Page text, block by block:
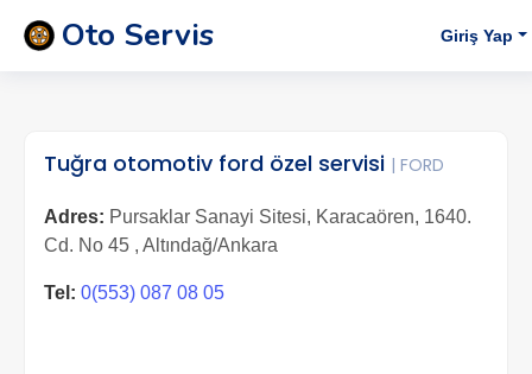
Oto Servis Giriş Yap
Tuğra otomotiv ford özel servisi | FORD
Adres: Pursaklar Sanayi Sitesi, Karacaören, 1640.
Cd. No 45 , Altındağ/Ankara
Tel: 0(553) 087 08 05